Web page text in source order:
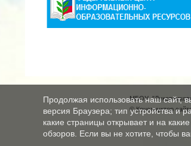
МБОУ
© Конструктор
Продолжая использовать наш сайт,
версия Браузера; тип устройства и
какие страницы открывает и на
обзоров. Если вы не хотите, чтобы